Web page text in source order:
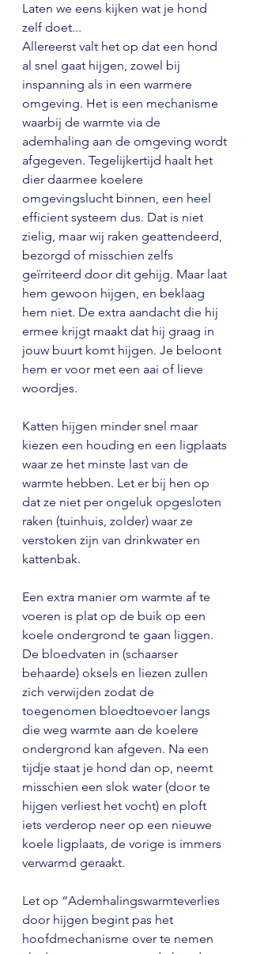
Laten we eens kijken wat je hond
zelf doet...
Allereerst valt het op dat een hond
al snel gaat hijgen, zowel bij
inspanning als in een warmere
omgeving. Het is een mechanisme
waarbij de warmte via de
ademhaling aan de omgeving wordt
afgegeven. Tegelijkertijd haalt het
dier daarmee koelere
omgevingslucht binnen, een heel
efficient systeem dus. Dat is niet
zielig, maar wij raken geattendeerd,
bezorgd of misschien zelfs
geïrriteerd door dit gehijg. Maar laat
hem gewoon hijgen, en beklaag
hem niet. De extra aandacht die hij
ermee krijgt maakt dat hij graag in
jouw buurt komt hijgen. Je beloont
hem er voor met een aai of lieve
woordjes.
Katten hijgen minder snel maar
kiezen een houding en een ligplaats
waar ze het minste last van de
warmte hebben. Let er bij hen op
dat ze niet per ongeluk opgesloten
raken (tuinhuis, zolder) waar ze
verstoken zijn van drinkwater en
kattenbak.
Een extra manier om warmte af te
voeren is plat op de buik op een
koele ondergrond te gaan liggen.
De bloedvaten in (schaarser
behaarde) oksels en liezen zullen
zich verwijden zodat de
toegenomen bloedtoevoer langs
die weg warmte aan de koelere
ondergrond kan afgeven. Na een
tijdje staat je hond dan op, neemt
misschien een slok water (door te
hijgen verliest het vocht) en ploft
iets verderop neer op een nieuwe
koele ligplaats, de vorige is immers
verwarmd geraakt.
Let op “Ademhalingswarmteverlies
door hijgen begint pas het
hoofdmechanisme over te nemen